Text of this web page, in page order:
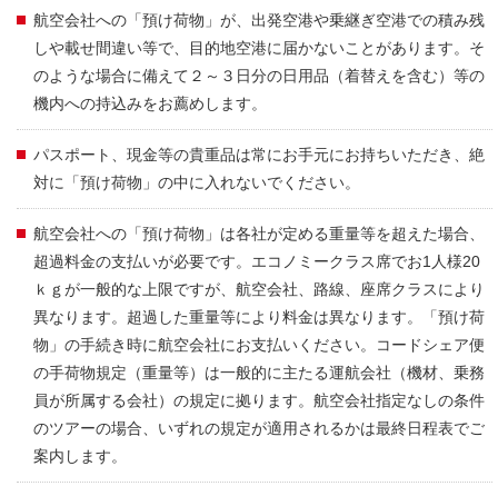
航空会社への「預け荷物」が、出発空港や乗継ぎ空港での積み残
しや載せ間違い等で、目的地空港に届かないことがあります。そ
のような場合に備えて２～３日分の日用品（着替えを含む）等の
機内への持込みをお薦めします。
パスポート、現金等の貴重品は常にお手元にお持ちいただき、絶
対に「預け荷物」の中に入れないでください。
航空会社への「預け荷物」は各社が定める重量等を超えた場合、
超過料金の支払いが必要です。エコノミークラス席でお1人様20
ｋｇが一般的な上限ですが、航空会社、路線、座席クラスにより
異なります。超過した重量等により料金は異なります。「預け荷
物」の手続き時に航空会社にお支払いください。コードシェア便
の手荷物規定（重量等）は一般的に主たる運航会社（機材、乗務
員が所属する会社）の規定に拠ります。航空会社指定なしの条件
のツアーの場合、いずれの規定が適用されるかは最終日程表でご
案内します。